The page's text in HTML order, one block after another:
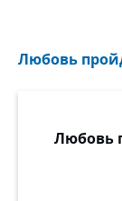
Любовь
Любовь